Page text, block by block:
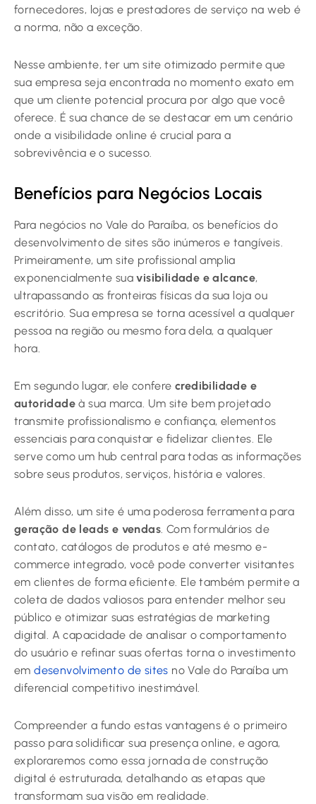
fornecedores, lojas e prestadores de serviço na web é
a norma, não a exceção.
Nesse ambiente, ter um site otimizado permite que
sua empresa seja encontrada no momento exato em
que um cliente potencial procura por algo que você
oferece. É sua chance de se destacar em um cenário
onde a visibilidade online é crucial para a
sobrevivência e o sucesso.
Benefícios para Negócios Locais
Para negócios no Vale do Paraíba, os benefícios do
desenvolvimento de sites são inúmeros e tangíveis.
Primeiramente, um site profissional amplia
exponencialmente suavisibilidade e alcance,
ultrapassando as fronteiras físicas da sua loja ou
escritório. Sua empresa se torna acessível a qualquer
pessoa na região ou mesmo fora dela, a qualquer
hora.
Em segundo lugar, ele confere credibilidade e
autoridade à sua marca. Um site bem projetado
transmite profissionalismo e confiança, elementos
essenciais para conquistar e fidelizar clientes. Ele
serve como um hub central para todas as informações
sobre seus produtos, serviços, história e valores.
Além disso, um site é uma poderosa ferramenta para
geração de leads e vendas. Com formulários de
contato, catálogos de produtos e até mesmo e-
commerce integrado, você pode converter visitantes
em clientes de forma eficiente. Ele também permite a
coleta de dados valiosos para entender melhor seu
público e otimizar suas estratégias de marketing
digital. A capacidade de analisar o comportamento
do usuário e refinar suas ofertas torna o investimento
emdesenvolvimento de sites no Vale do Paraíba um
diferencial competitivo inestimável.
Compreender a fundo estas vantagens é o primeiro
passo para solidificar sua presença online, e agora,
exploraremos como essa jornada de construção
digital é estruturada, detalhando as etapas que
transformam sua visão em realidade.